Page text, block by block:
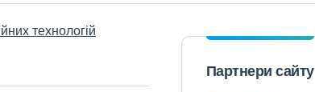
технологій
Партнери сайту